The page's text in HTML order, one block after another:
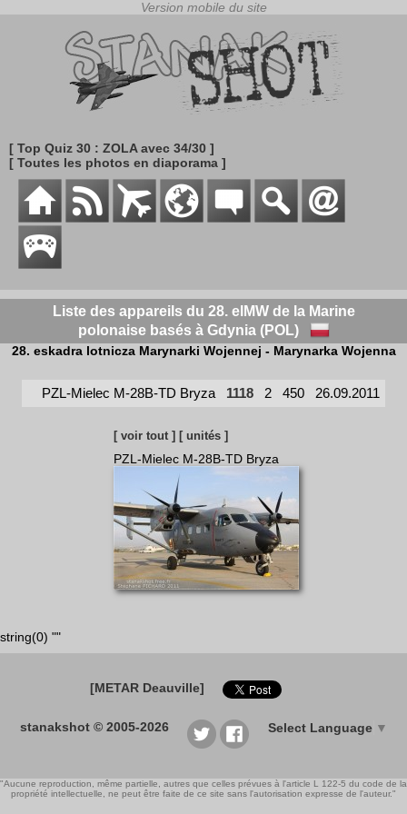
[ Top Quiz 30 : ZOLA avec 34/30 ]
[ Toutes les photos en diaporama ]
Liste des appareils du 28. elMW de la Marine
polonaise basés à Gdynia (POL)
28. eskadra lotnicza Marynarki Wojennej - Marynarka Wojenna
PZL-Mielec M-28B-TD Bryza 1118 2 450 26.09.2011
[ voir tout ] [ unités ]
PZL-Mielec M-28B-TD Bryza
string(0) ""
[METAR Deauville]
stanakshot © 2005-2026 Select Language ▼
"Aucune reproduction, même partielle, autres que celles prévues à l'article L 122-5 du code de la
propriété intellectuelle, ne peut être faite de ce site sans l'autorisation expresse de l'auteur."